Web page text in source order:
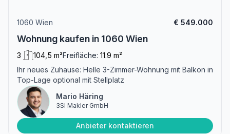
1060 Wien € 549.000
Wohnung kaufen in 1060 Wien
3 104,5 m²Freifläche: 11.9 m²
Ihr neues Zuhause: Helle 3-Zimmer-Wohnung mit Balkon in
Top-Lage optional mit Stellplatz
Mario Häring
3SI Makler GmbH
Anbieter kontaktieren